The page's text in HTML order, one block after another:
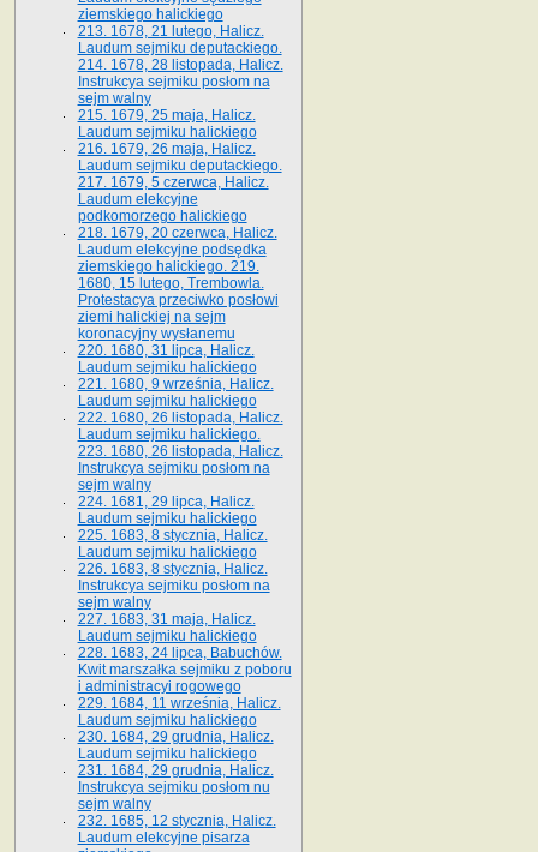
ziemskiego halickiego
213. 1678, 21 lutego, Halicz.
Laudum sejmiku deputackiego.
214. 1678, 28 listopada, Halicz.
Instrukcya sejmiku posłom na
sejm walny
215. 1679, 25 maja, Halicz.
Laudum sejmiku halickiego
216. 1679, 26 maja, Halicz.
Laudum sejmiku deputackiego.
217. 1679, 5 czerwca, Halicz.
Laudum elekcyjne
podkomorzego halickiego
218. 1679, 20 czerwca, Halicz.
Laudum elekcyjne podsędka
ziemskiego halickiego. 219.
1680, 15 lutego, Trembowla.
Protestacya przeciwko posłowi
ziemi halickiej na sejm
koronacyjny wysłanemu
220. 1680, 31 lipca, Halicz.
Laudum sejmiku halickiego
221. 1680, 9 września, Halicz.
Laudum sejmiku halickiego
222. 1680, 26 listopada, Halicz.
Laudum sejmiku halickiego.
223. 1680, 26 listopada, Halicz.
Instrukcya sejmiku posłom na
sejm walny
224. 1681, 29 lipca, Halicz.
Laudum sejmiku halickiego
225. 1683, 8 stycznia, Halicz.
Laudum sejmiku halickiego
226. 1683, 8 stycznia, Halicz.
Instrukcya sejmiku posłom na
sejm walny
227. 1683, 31 maja, Halicz.
Laudum sejmiku halickiego
228. 1683, 24 lipca, Babuchów.
Kwit marszałka sejmiku z poboru
i administracyi rogowego
229. 1684, 11 września, Halicz.
Laudum sejmiku halickiego
230. 1684, 29 grudnia, Halicz.
Laudum sejmiku halickiego
231. 1684, 29 grudnia, Halicz.
Instrukcya sejmiku posłom nu
sejm walny
232. 1685, 12 stycznia, Halicz.
Laudum elekcyjne pisarza